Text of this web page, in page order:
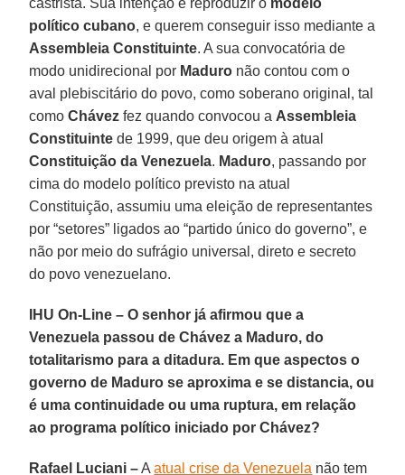
político cubano, e querem conseguir isso mediante a
Assembleia Constituinte. A sua convocatória de
modo unidirecional por Maduro não contou com o
aval plebiscitário do povo, como soberano original, tal
comoChávez fez quando convocou a Assembleia
Constituinte de 1999, que deu origem à atual
Constituição da Venezuela. Maduro, passando por
cima do modelo político previsto na atual
Constituição, assumiu uma eleição de representantes
por “setores” ligados ao “partido único do governo”, e
não por meio do sufrágio universal, direto e secreto
do povo venezuelano.
IHU On-Line – O senhor já afirmou que a
Venezuela passou de Chávez a Maduro, do
totalitarismo para a ditadura. Em que aspectos o
governo de Maduro se aproxima e se distancia, ou
é uma continuidade ou uma ruptura, em relação
ao programa político iniciado por Chávez?
Rafael Luciani –Aatual crise da Venezuela não tem